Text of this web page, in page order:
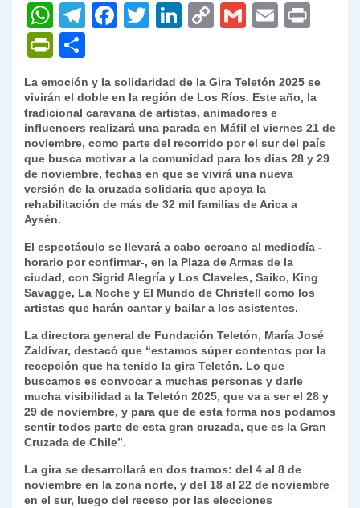
W
h
at
s
A
p
p
T
gr
a
m
F
e
b
o
o
k
T
er
Li
e
dI
n
C
y
Li
n
k
G
l
E
l
P
nt
Fr
ie
n
dl
y
m
p
ar
tir
La emoción y la solidaridad de la Gira Teletón 2025 se
vivirán el doble en la región de Los Ríos. Este año, la
tradicional caravana de artistas, animadores e
influencers realizará una parada en Máfil el viernes 21 de
noviembre, como parte del recorrido por el sur del país
que busca motivar a la comunidad para los días 28 y 29
de noviembre, fechas en que se vivirá una nueva
versión de la cruzada solidaria que apoya la
rehabilitación de más de 32 mil familias de Arica a
Aysén.
El espectáculo se llevará a cabo cercano al mediodía -
horario por confirmar-, en la Plaza de Armas de la
ciudad, con Sigrid Alegría y Los Claveles, Saiko, King
Savagge, La Noche y El Mundo de Christell como los
artistas que harán cantar y bailar a los asistentes.
La directora general de Fundación Teletón, María José
Zaldívar, destacó que “estamos súper contentos por la
recepción que ha tenido la gira Teletón. Lo que
buscamos es convocar a muchas personas y darle
mucha visibilidad a la Teletón 2025, que va a ser el 28 y
29 de noviembre, y para que de esta forma nos podamos
sentir todos parte de esta gran cruzada, que es la Gran
Cruzada de Chile”.
La gira se desarrollará en dos tramos: del 4 al 8 de
noviembre en la zona norte, y del 18 al 22 de noviembre
en el sur, luego del receso por las elecciones